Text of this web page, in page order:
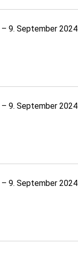
– 9. September 2024
– 9. September 2024
– 9. September 2024